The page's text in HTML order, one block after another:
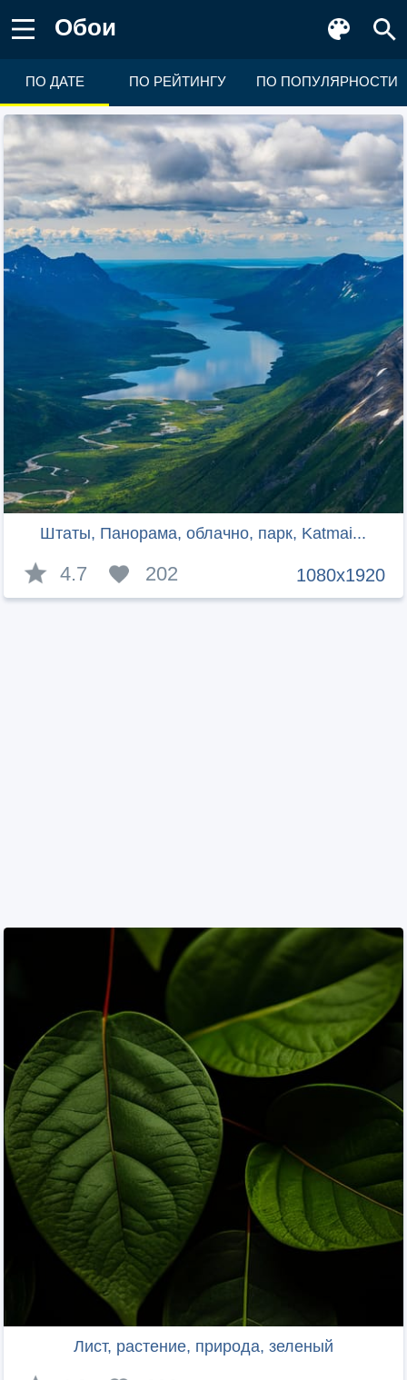
Обои
ПО ДАТЕ ПО РЕЙТИНГУ ПО ПОПУЛЯРНОСТИ
Штаты, Панорама, облачно, парк, Katmai...
1080x1920
4.7 202
Лист, растение, природа, зеленый